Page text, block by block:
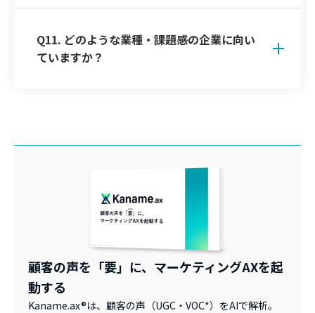
Q11. どのような業種・課題感の企業に向い
ていますか？
顧客の声を「要」に、マーケティングAXを起
動する
Kaname.ax®は、顧客の声（UGC・VOC*）をAIで解析。